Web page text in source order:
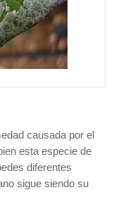
causada por el
esta especie de
diferentes
sigue siendo su